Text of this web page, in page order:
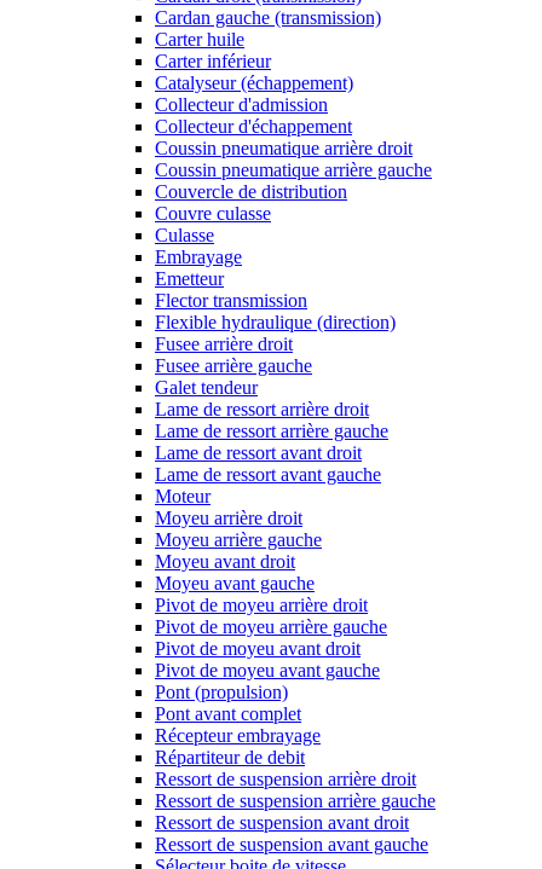
Cardan gauche (transmission)
Carter huile
Carter inférieur
Catalyseur (échappement)
Collecteur d'admission
Collecteur d'échappement
Coussin pneumatique arrière droit
Coussin pneumatique arrière gauche
Couvercle de distribution
Couvre culasse
Culasse
Embrayage
Emetteur
Flector transmission
Flexible hydraulique (direction)
Fusee arrière droit
Fusee arrière gauche
Galet tendeur
Lame de ressort arrière droit
Lame de ressort arrière gauche
Lame de ressort avant droit
Lame de ressort avant gauche
Moteur
Moyeu arrière droit
Moyeu arrière gauche
Moyeu avant droit
Moyeu avant gauche
Pivot de moyeu arrière droit
Pivot de moyeu arrière gauche
Pivot de moyeu avant droit
Pivot de moyeu avant gauche
Pont (propulsion)
Pont avant complet
Récepteur embrayage
Répartiteur de debit
Ressort de suspension arrière droit
Ressort de suspension arrière gauche
Ressort de suspension avant droit
Ressort de suspension avant gauche